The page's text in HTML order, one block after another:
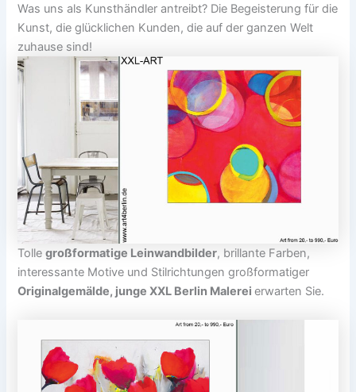
Was uns als Kunsthändler antreibt? Die Begeisterung für die
Kunst, die glücklichen Kunden, die auf der ganzen Welt
zuhause sind!
Tollegroßformatige Leinwandbilder, brillante Farben,
interessante Motive und Stilrichtungen großformatiger
Originalgemälde, junge XXL Berlin Malereierwarten Sie.